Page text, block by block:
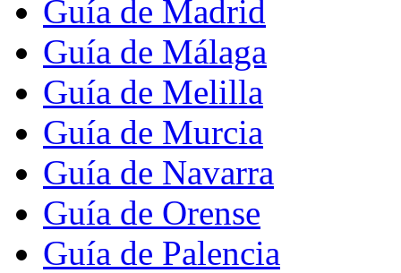
Guía de Madrid
Guía de Málaga
Guía de Melilla
Guía de Murcia
Guía de Navarra
Guía de Orense
Guía de Palencia